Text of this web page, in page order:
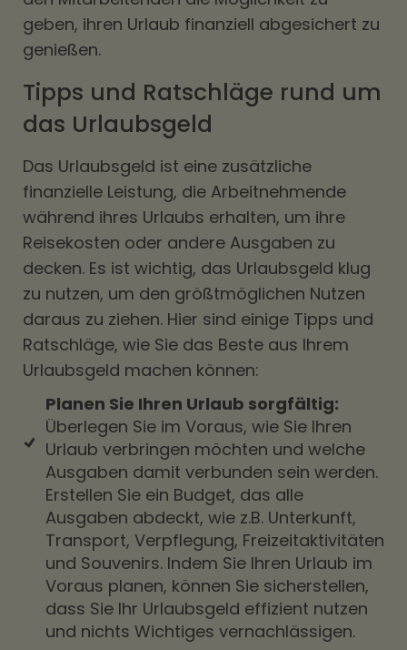
geben, ihren Urlaub finanziell abgesichert zu
genießen.
Tipps und Ratschläge rund um
das Urlaubsgeld
Das Urlaubsgeld ist eine zusätzliche
finanzielle Leistung, die Arbeitnehmende
während ihres Urlaubs erhalten, um ihre
Reisekosten oder andere Ausgaben zu
decken. Es ist wichtig, das Urlaubsgeld klug
zu nutzen, um den größtmöglichen Nutzen
daraus zu ziehen. Hier sind einige Tipps und
Ratschläge, wie Sie das Beste aus Ihrem
Urlaubsgeld machen können:
Planen Sie Ihren Urlaub sorgfältig:
Überlegen Sie im Voraus, wie Sie Ihren
Urlaub verbringen möchten und welche
Ausgaben damit verbunden sein werden.
Erstellen Sie ein Budget, das alle
Ausgaben abdeckt, wie z.B. Unterkunft,
Transport, Verpflegung, Freizeitaktivitäten
und Souvenirs. Indem Sie Ihren Urlaub im
Voraus planen, können Sie sicherstellen,
dass Sie Ihr Urlaubsgeld effizient nutzen
und nichts Wichtiges vernachlässigen.